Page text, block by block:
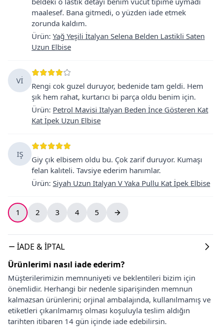
maalesef. Bana gitmedi, o yüzden iade etmek
zorunda kaldım.
Ürün: Yağ Yeşili İtalyan Selena Belden Lastikli Saten
Uzun Elbise
Vİ
Rengi cok guzel duruyor, bedenide tam geldi. Hem
şık hem rahat, kurtarıcı bi parça oldu benim için.
Ürün: Petrol Mavisi Italyan Beden İnce Gösteren Kat
Kat İpek Uzun Elbise
IŞ
Giy çık elbisem oldu bu. Çok zarif duruyor. Kumaşı
felan kalıteli. Tavsiye ederim hanımlar.
Ürün: Siyah Uzun Italyan V Yaka Pullu Kat İpek Elbise
1 2 3 4 5
İADE & İPTAL
Ürünlerimi nasıl iade ederim?
Müşterilerimizin memnuniyeti ve beklentileri bizim için
önemlidir. Herhangi bir nedenle siparişinden memnun
kalmazsan ürünlerini; orjinal ambalajında, kullanılmamış ve
etiketleri çıkarılmamış olması koşuluyla teslim aldığın
tarihten itibaren 14 gün içinde iade edebilirsin.